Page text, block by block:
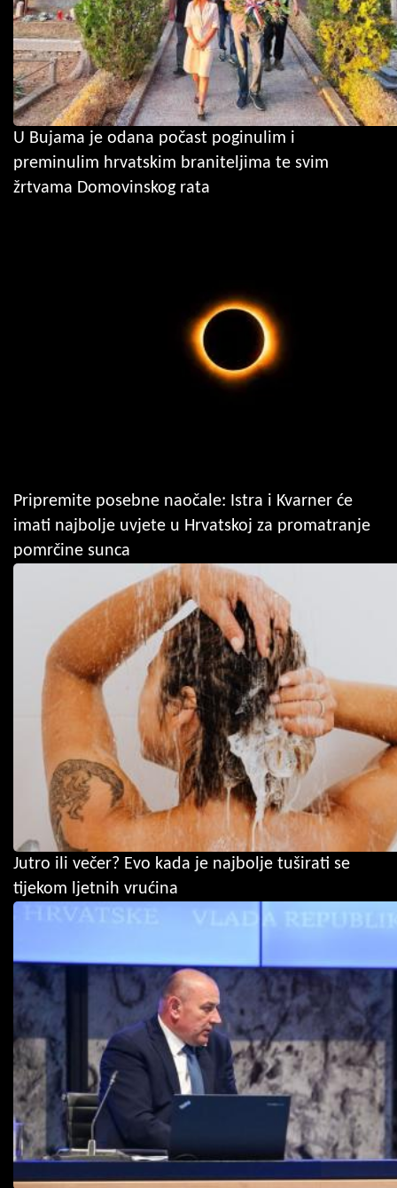
U Bujama je odana počast poginulim i
preminulim hrvatskim braniteljima te svim
žrtvama Domovinskog rata
Pripremite posebne naočale: Istra i Kvarner će
imati najbolje uvjete u Hrvatskoj za promatranje
pomrčine sunca
Jutro ili večer? Evo kada je najbolje tuširati se
tijekom ljetnih vrućina